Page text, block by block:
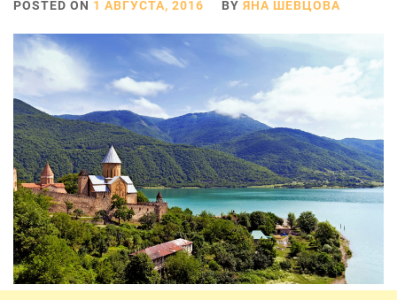
POSTED ON 1 АВГУСТА, 2016 BY ЯНА ШЕВЦОВА